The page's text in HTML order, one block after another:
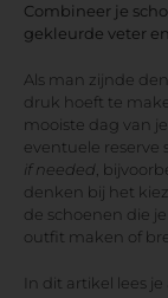
Combineer je
gekleurde veter
Als man zijnde
druk hoeft te
mooiste dag van
eventuele
if needed,
denken bij het
de schoenen die
outfit maken of
In dit artikel lees